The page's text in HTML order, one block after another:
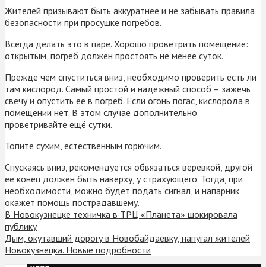
Жителей призывают быть аккуратнее и не забывать правила
безопасности при просушке погребов.
Всегда делать это в паре. Хорошо проветрить помещение:
открытым, погреб должен простоять не менее суток.
Прежде чем спуститься вниз, необходимо проверить есть ли
там кислород. Самый простой и надежный способ – зажечь
свечу и опустить её в погреб. Если огонь погас, кислорода в
помещении нет. В этом случае дополнительно
проветривайте ещё сутки.
Топите сухим, естественным горючим.
Спускаясь вниз, рекомендуется обвязаться веревкой, другой
ее конец должен быть наверху, у страхующего. Тогда, при
необходимости, можно будет подать сигнал, и напарник
окажет помощь пострадавшему.
В Новокузнецке техничка в ТРЦ «Планета» шокировала
публику
Дым, окутавший дорогу в Новобайдаевку, напугал жителей
Новокузнецка. Новые подробности